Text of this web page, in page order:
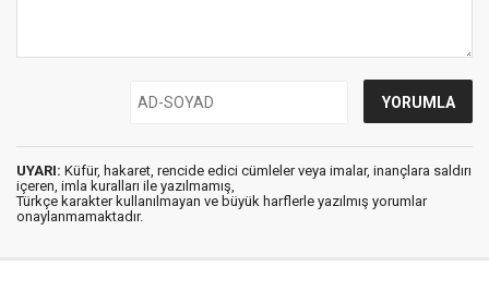
UYARI: Küfür, hakaret, rencide edici cümleler veya imalar, inançlara saldırı
içeren, imla kuralları ile yazılmamış,
Türkçe karakter kullanılmayan ve büyük harflerle yazılmış yorumlar
onaylanmamaktadır.